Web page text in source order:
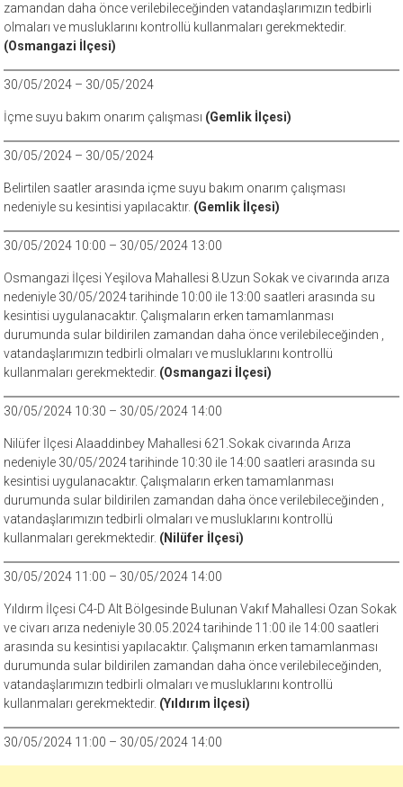
zamandan daha önce verilebileceğinden vatandaşlarımızın tedbirli
olmaları ve musluklarını kontrollü kullanmaları gerekmektedir.
(Osmangazi İlçesi)
30/05/2024 – 30/05/2024
İçme suyu bakım onarım çalışması (Gemlik İlçesi)
30/05/2024 – 30/05/2024
Belirtilen saatler arasında içme suyu bakım onarım çalışması
nedeniyle su kesintisi yapılacaktır. (Gemlik İlçesi)
30/05/2024 10:00 – 30/05/2024 13:00
Osmangazi İlçesi Yeşilova Mahallesi 8.Uzun Sokak ve civarında arıza
nedeniyle 30/05/2024 tarihinde 10:00 ile 13:00 saatleri arasında su
kesintisi uygulanacaktır. Çalışmaların erken tamamlanması
durumunda sular bildirilen zamandan daha önce verilebileceğinden ,
vatandaşlarımızın tedbirli olmaları ve musluklarını kontrollü
kullanmaları gerekmektedir. (Osmangazi İlçesi)
30/05/2024 10:30 – 30/05/2024 14:00
Nilüfer İlçesi Alaaddinbey Mahallesi 621.Sokak civarında Arıza
nedeniyle 30/05/2024 tarihinde 10:30 ile 14:00 saatleri arasında su
kesintisi uygulanacaktır. Çalışmaların erken tamamlanması
durumunda sular bildirilen zamandan daha önce verilebileceğinden ,
vatandaşlarımızın tedbirli olmaları ve musluklarını kontrollü
kullanmaları gerekmektedir. (Nilüfer İlçesi)
30/05/2024 11:00 – 30/05/2024 14:00
Yıldırm İlçesi C4-D Alt Bölgesinde Bulunan Vakıf Mahallesi Ozan Sokak
ve civarı arıza nedeniyle 30.05.2024 tarihinde 11:00 ile 14:00 saatleri
arasında su kesintisi yapılacaktır. Çalışmanın erken tamamlanması
durumunda sular bildirilen zamandan daha önce verilebileceğinden,
vatandaşlarımızın tedbirli olmaları ve musluklarını kontrollü
kullanmaları gerekmektedir. (Yıldırım İlçesi)
30/05/2024 11:00 – 30/05/2024 14:00